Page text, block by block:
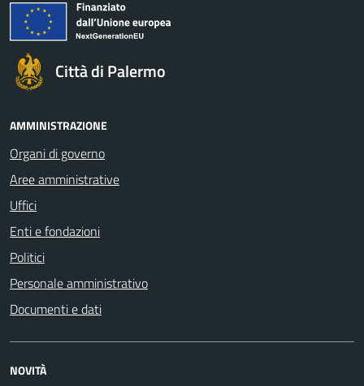
Città di Palermo
AMMINISTRAZIONE
Organi di governo
Aree amministrative
Uffici
Enti e fondazioni
Politici
Personale amministrativo
Documenti e dati
NOVITÀ